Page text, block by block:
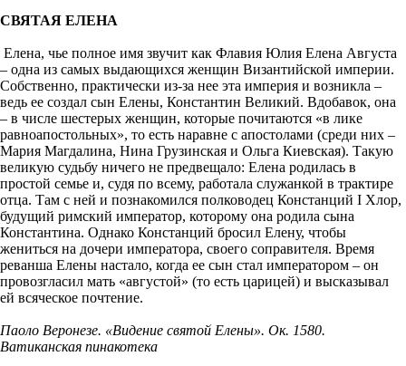
СВЯТАЯ ЕЛЕНА
Елена, чье полное имя звучит как Флавия Юлия Елена Августа
– одна из самых выдающихся женщин Византийской империи.
Собственно, практически из-за нее эта империя и возникла –
ведь ее создал сын Елены, Константин Великий. Вдобавок, она
– в числе шестерых женщин, которые почитаются «в лике
равноапостольных», то есть наравне с апостолами (среди них –
Мария Магдалина, Нина Грузинская и Ольга Киевская). Такую
великую судьбу ничего не предвещало: Елена родилась в
простой семье и, судя по всему, работала служанкой в трактире
отца. Там с ней и познакомился полководец Констанций I Хлор,
будущий римский император, которому она родила сына
Константина. Однако Констанций бросил Елену, чтобы
жениться на дочери императора, своего соправителя. Время
реванша Елены настало, когда ее сын стал императором – он
провозгласил мать «августой» (то есть царицей) и высказывал
ей всяческое почтение.
Паоло Веронезе. «Видение святой Елены». Ок. 1580.
Ватиканская пинакотека